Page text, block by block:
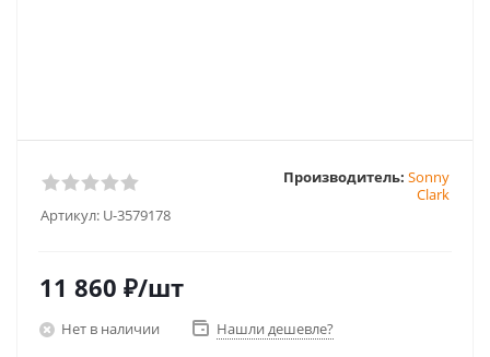
Артикул: U-3579178
Производитель: Sonny
Clark
11 860 ₽/шт
Нет в наличии Нашли дешевле?